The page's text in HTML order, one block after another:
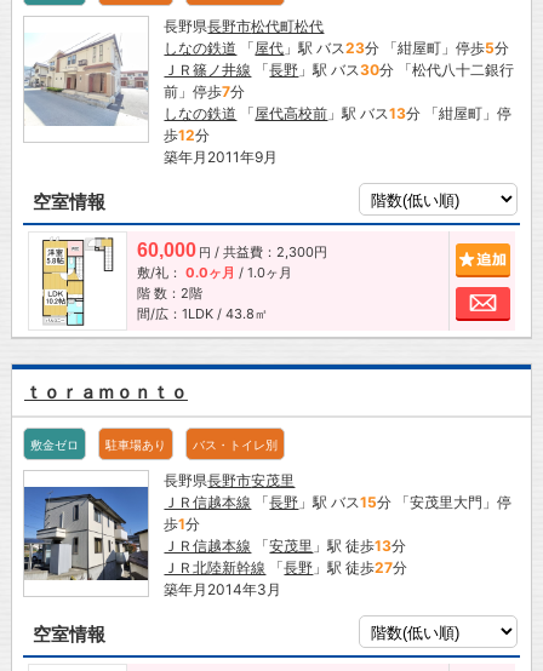
長野県長野市松代町松代
しなの鉄道 「屋代 」駅 バス23分 「紺屋町」停歩5分
ＪＲ篠ノ井線 「長野 」駅 バス30分 「松代八十二銀行
前」停歩7分
しなの鉄道 「屋代高校前 」駅 バス13分 「紺屋町」停
歩12分
築年月2011年9月
空室情報
60,000 円 / 共益費：2,300円
敷/礼： 0.0ヶ月 / 1.0ヶ月
階 数：2階
間/広：1LDK / 43.8㎡
お
ｔｏｒａｍｏｎｔｏ
敷金ゼロ 駐車場あり バス・トイレ別
長野県長野市安茂里
ＪＲ信越本線 「長野 」駅 バス15分 「安茂里大門」停
歩1分
ＪＲ信越本線 「安茂里 」駅 徒歩13分
ＪＲ北陸新幹線 「長野 」駅 徒歩27分
築年月2014年3月
空室情報